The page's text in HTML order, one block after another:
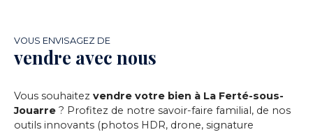
VOUS ENVISAGEZ DE
vendre avec nous
Vous souhaitez vendre votre bien à La Ferté-sous-
Jouarre ? Profitez de notre savoir-faire familial, de nos
outils innovants (photos HDR, drone, signature